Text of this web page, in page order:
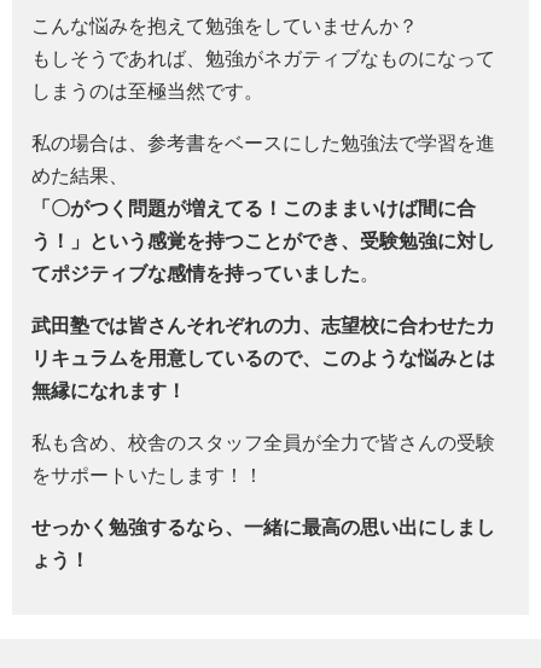
こんな悩みを抱えて勉強をしていませんか？
もしそうであれば、勉強がネガティブなものになって
しまうのは至極当然です。
私の場合は、参考書をベースにした勉強法で学習を進
めた結果、
「〇がつく問題が増えてる！このままいけば間に合
う！」という感覚を持つことができ、受験勉強に対し
てポジティブな感情を持っていました。
武田塾では皆さんそれぞれの力、志望校に合わせたカ
リキュラムを用意しているので、このような悩みとは
無縁になれます！
私も含め、校舎のスタッフ全員が全力で皆さんの受験
をサポートいたします！！
せっかく勉強するなら、一緒に最高の思い出にしまし
ょう！